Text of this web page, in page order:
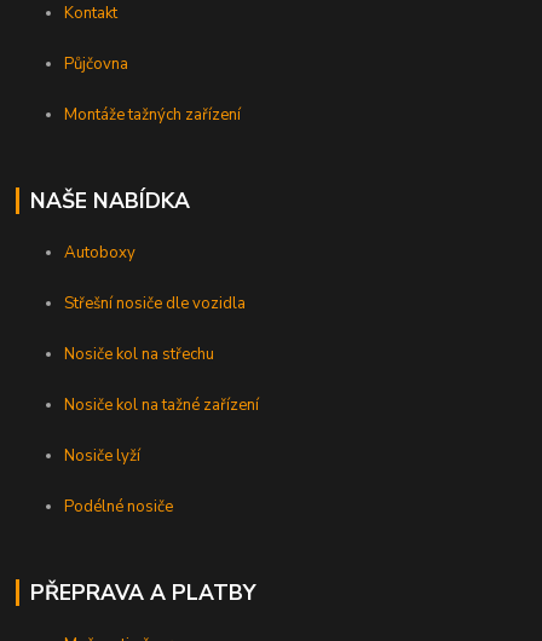
Kontakt
Půjčovna
Montáže tažných zařízení
NAŠE NABÍDKA
Autoboxy
Střešní nosiče dle vozidla
Nosiče kol na střechu
Nosiče kol na tažné zařízení
Nosiče lyží
Podélné nosiče
PŘEPRAVA A PLATBY